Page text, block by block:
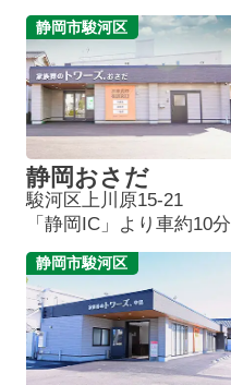
静岡市駿河区
静岡おさだ
駿河区上川原15-21
「静岡IC」より車約10分
静岡市駿河区